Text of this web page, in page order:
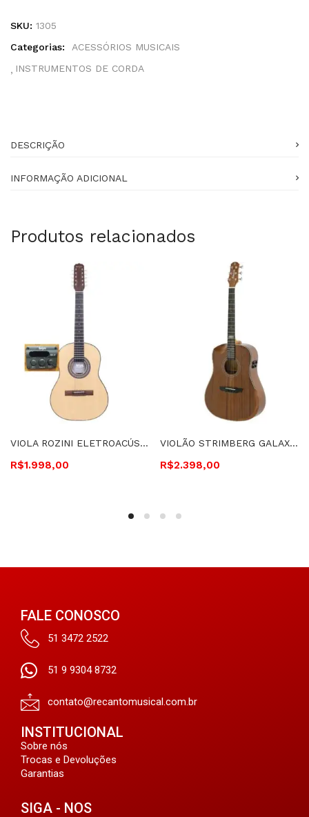
SKU: 1305
Categorias:
ACESSÓRIOS MUSICAIS
INSTRUMENTOS DE CORDA
DESCRIÇÃO
INFORMAÇÃO ADICIONAL
Produtos relacionados
VIOLA ROZINI ELETROACÚSTICA CLÁSSICA FOSCA IMBUIA EQ GC-2 – RV155.EGC-F.I
R$1.998,00
VIOLÃO STRIMBERG GALAXY, ELETROACÚSTICO, FOLK, HC, CORDAS DE AÇO-SD301HCR LH MGS
R$2.398,00
FALE CONOSCO
51 3472 2522
51 9 9304 8732
contato@recantomusical.com.br
INSTITUCIONAL
Sobre nós
Trocas e Devoluções
Garantias
SIGA - NOS